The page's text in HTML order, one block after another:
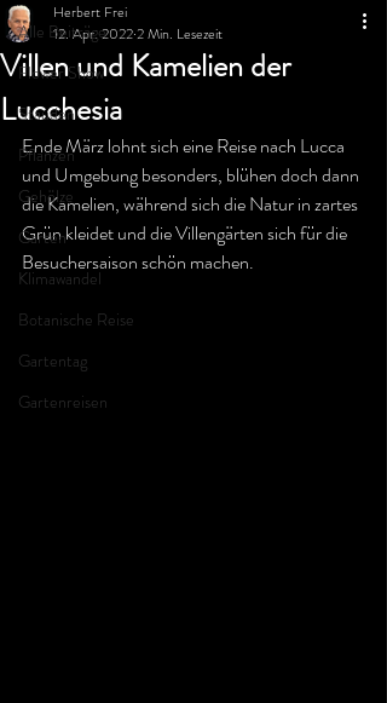
Alle Beiträge
Flower Show
Stauden
Pflanzen
Gehölze
Garten
Klimawandel
Botanische Reise
Gartentag
Gartenreisen
Villen und Kamelien der
Lucchesia
Herbert Frei
12. Apr. 20222 Min. Lesezeit
Ende März lohnt sich eine Reise nach Lucca
und Umgebung besonders, blühen doch dann
die Kamelien, während sich die Natur in zartes
Grün kleidet und die Villengärten sich für die
Besuchersaison schön machen.